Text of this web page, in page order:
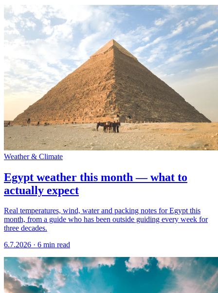
Weather & Climate
Egypt weather this month — what to
actually expect
Real temperatures, wind, water and packing notes for Egypt this
month, from a guide who has been outside guiding every week for
three decades.
6.7.2026 · 6 min read